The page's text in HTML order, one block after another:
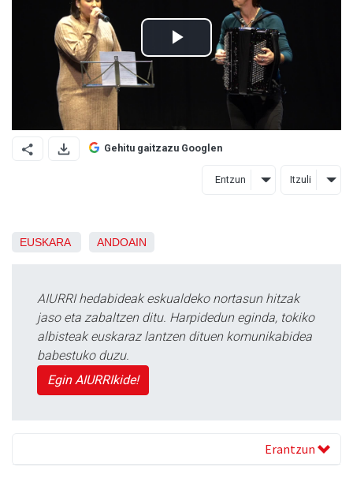
Gehitu gaitzazu Googlen
Entzun Itzuli
EUSKARA ANDOAIN
AIURRI hedabideak eskualdeko nortasun hitzak
jaso eta zabaltzen ditu. Harpidedun eginda, tokiko
albisteak euskaraz lantzen dituen komunikabidea
babestuko duzu.
Egin AIURRIkide!
Erantzun